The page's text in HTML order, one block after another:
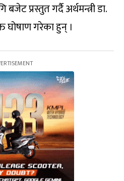
प्रस्तुत गर्दै अर्थमन्त्री डा.
घोषाण गरेका हुन् ।